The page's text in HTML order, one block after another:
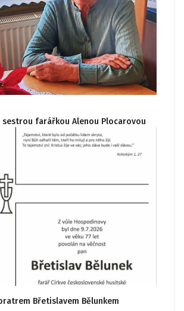
sestrou farářkou Alenou Plocarovou
Břetislavem Bělunkem